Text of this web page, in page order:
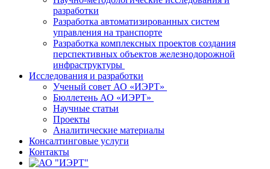
разработки
Разработка автоматизированных систем
управления на транспорте
Разработка комплексных проектов создания
перспективных объектов железнодорожной
инфраструктуры
Исследования и разработки
Ученый совет АО «ИЭРТ»
Бюллетень АО «ИЭРТ»
Научные статьи
Проекты
Аналитические материалы
Консалтинговые услуги
Контакты